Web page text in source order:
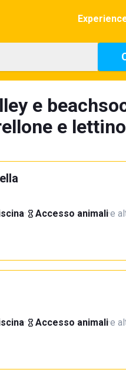
e
e lettino
· Accesso animali·e
· Accesso animali·e